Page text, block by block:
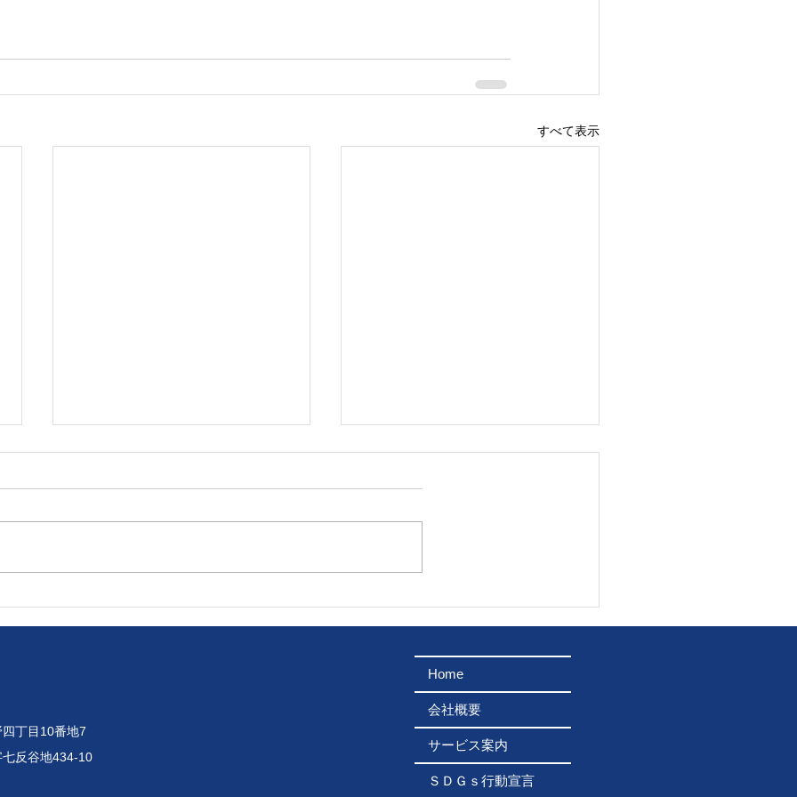
すべて表示
令和8年8月4日 7月に受診し
令和8年8月2日 石巻川開き
供しました！
目10番地7
反谷地434-10
Home
会社概要
サービス案内
ＳＤＧｓ行動宣言